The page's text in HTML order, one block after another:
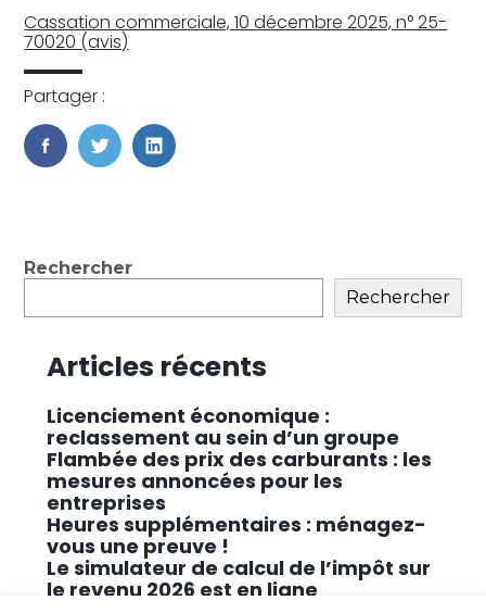
Cassation commerciale, 10 décembre 2025, n° 25-
70020 (avis)
Partager :
FaceBook
TwitterLinkedIn
Blog
Rechercher
Rechercher
Articles récents
Licenciement économique :
reclassement au sein d’un groupe
Flambée des prix des carburants : les
mesures annoncées pour les
entreprises
Heures supplémentaires : ménagez-
vous une preuve !
Le simulateur de calcul de l’impôt sur
le revenu 2026 est en ligne